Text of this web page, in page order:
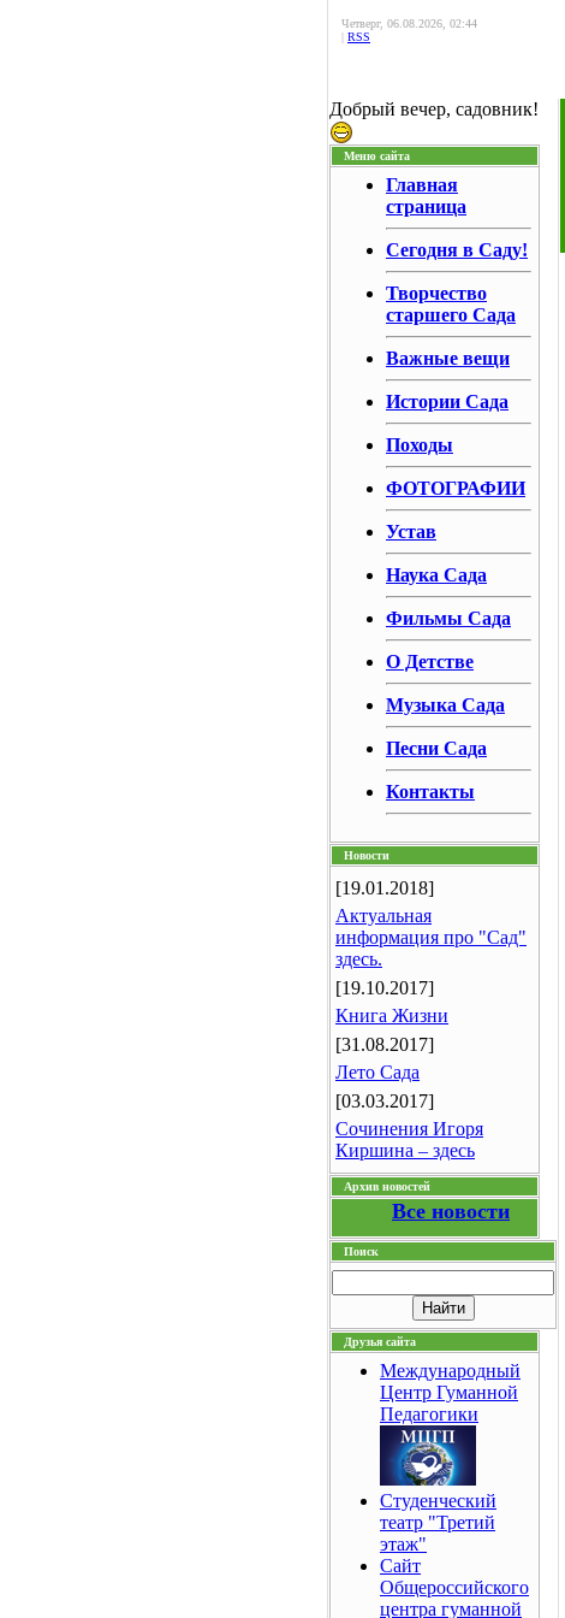
Четверг, 06.08.2026, 02:44
| RSS
Добрый вечер, садовник!
Меню сайта
Главная
страница
Сегодня в Саду!
Творчество
старшего Сада
Важные вещи
Истории Сада
Походы
ФОТОГРАФИИ
Устав
Наука Сада
Фильмы Сада
О Детстве
Музыка Сада
Песни Сада
Контакты
Новости
[19.01.2018]
Актуальная
информация про "Сад"
здесь.
[19.10.2017]
Книга Жизни
[31.08.2017]
Лето Сада
[03.03.2017]
Сочинения Игоря
Киршина – здесь
Архив новостей
Все новости
Поиск
Друзья сайта
Международный
Центр Гуманной
Педагогики
Студенческий
театр "Третий
этаж"
Сайт
Общероссийского
центра гуманной